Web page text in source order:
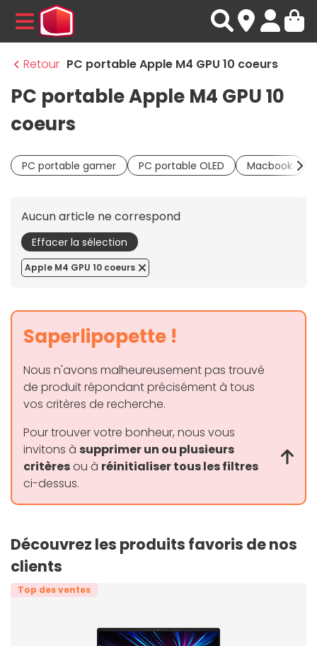
MENU
Retour PC portable Apple M4 GPU 10 coeurs
PC portable Apple M4 GPU 10
coeurs
PC portable gamer PC portable OLED Macbook
Aucun article ne correspond
Effacer la sélection
Apple M4 GPU 10 coeurs
Saperlipopette !
Nous n'avons malheureusement pas trouvé
de produit répondant précisément à tous
vos critères de recherche.
Pour trouver votre bonheur, nous vous
invitons à supprimer un ou plusieurs
critèresou à réinitialiser tous les filtres
ci-dessus.
Découvrez les produits favoris de nos
clients
Top des ventes